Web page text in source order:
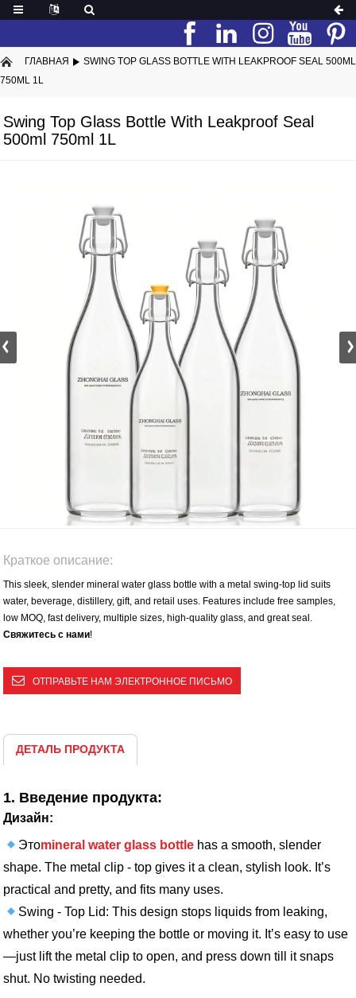
ГЛАВНАЯ
SWING TOP GLASS BOTTLE WITH LEAKPROOF SEAL 500ML
750ML 1L
Swing Top Glass Bottle With Leakproof Seal
500ml 750ml 1L
Краткое описание:
This sleek, slender mineral water glass bottle with a metal swing-top lid suits
water, beverage, distillery, gift, and retail uses. Features include free samples,
low MOQ, fast delivery, multiple sizes, high-quality glass, and great seal.
Свяжитесь с нами!
ОТПРАВЬТЕ НАМ ЭЛЕКТРОННОЕ ПИСЬМО
ДЕТАЛЬ ПРОДУКТА
1. Введение продукта:
Дизайн:
Этоmineral water glass bottlehas a smooth, slender
shape. The metal clip - top gives it a clean, stylish look. It’s
practical and pretty, and fits many uses.
Swing - Top Lid: This design stops liquids from leaking,
whether you’re keeping the bottle or moving it. It’s easy to use
—just lift the metal clip to open, and press down till it snaps
shut. No twisting needed.